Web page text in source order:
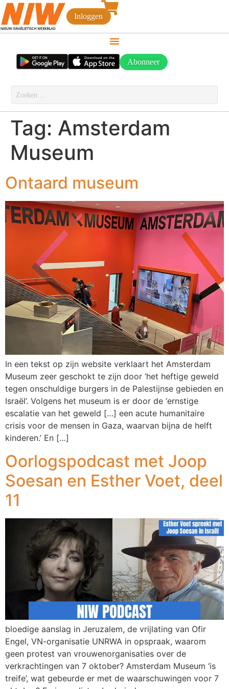
Inloggen
Abonneer
Tag: Amsterdam
Museum
Ontaard museum
In een tekst op zijn website verklaart het Amsterdam
Museum zeer geschokt te zijn door ‘het heftige geweld
tegen onschuldige burgers in de Palestijnse gebieden en
Israël’. Volgens het museum is er door de ‘ernstige
escalatie van het geweld […] een acute humanitaire
crisis voor de mensen in Gaza, waarvan bijna de helft
kinderen.’ En […]
Oorlogspodcast met Joop
Soesan en Esther Voet, deel
11
bloedige aanslag in Jeruzalem, de vrijlating van Ofir
Engel, VN-organisatie UNRWA in opspraak, waarom
geen protest van vrouwenorganisaties over de
verkrachtingen van 7 oktober? Amsterdam Museum ‘is
treife’, wat gebeurde er met de waarschuwingen voor 7